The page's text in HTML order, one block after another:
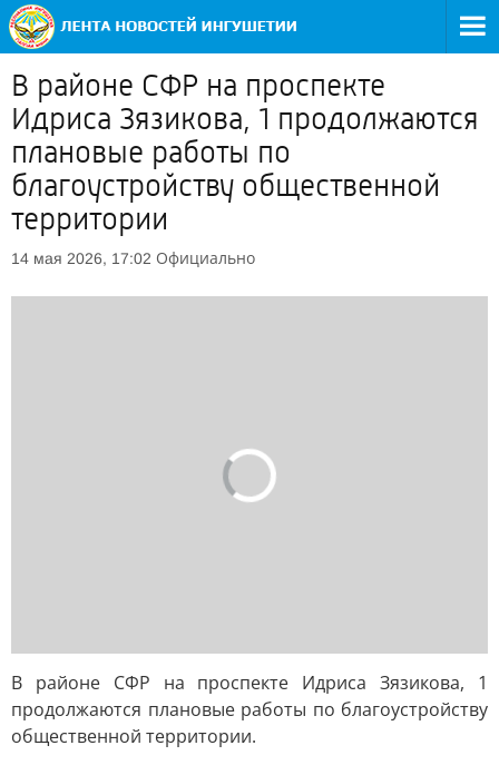
В районе СФР на проспекте
Идриса Зязикова, 1 продолжаются
плановые работы по
благоустройству общественной
территории
14 мая 2026, 17:02 Официально
В районе СФР на проспекте Идриса Зязикова, 1
продолжаются плановые работы по благоустройству
общественной территории.